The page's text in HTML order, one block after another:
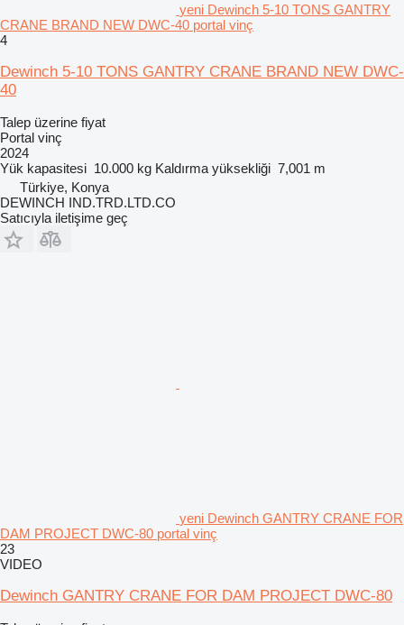
yeni Dewinch 5-10 TONS GANTRY
CRANE BRAND NEW DWC-40 portal vinç
4
Dewinch 5-10 TONS GANTRY CRANE BRAND NEW DWC-
40
Talep üzerine fiyat
Portal vinç
2024
Yük kapasitesi 10.000 kg Kaldırma yüksekliği 7,001 m
Türkiye, Konya
DEWINCH IND.TRD.LTD.CO
Satıcıyla iletişime geç
yeni Dewinch GANTRY CRANE FOR
DAM PROJECT DWC-80 portal vinç
23
VIDEO
Dewinch GANTRY CRANE FOR DAM PROJECT DWC-80